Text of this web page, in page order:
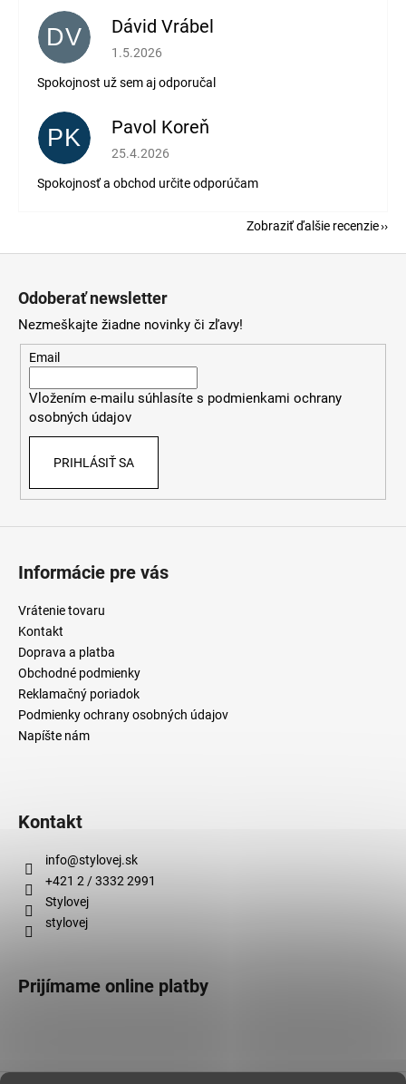
DV Dávid Vrábel
Hodnotenie obchodu je 5 z 5 hviezdičiek.
1.5.2026
Spokojnost už sem aj odporučal
PK Pavol Koreň
Hodnotenie obchodu je 5 z 5 hviezdičiek.
25.4.2026
Spokojnosť a obchod určite odporúčam
Zobraziť ďalšie recenzie
Odoberať newsletter
Nezmeškajte žiadne novinky či zľavy!
Email
Vložením e-mailu súhlasíte s podmienkami ochrany
osobných údajov
PRIHLÁSIŤ SA
Informácie pre vás
Vrátenie tovaru
Kontakt
Doprava a platba
Obchodné podmienky
Reklamačný poriadok
Podmienky ochrany osobných údajov
Napíšte nám
Kontakt
info@stylovej.sk
+421 2 / 3332 2991
Stylovej
stylovej
Prijímame online platby